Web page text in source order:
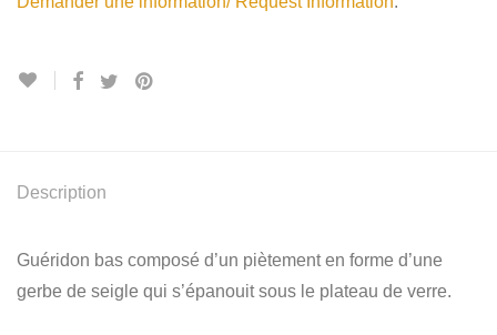
Description
Guéridon bas composé d’un piètement en forme d’une
gerbe de seigle qui s’épanouit sous le plateau de verre.